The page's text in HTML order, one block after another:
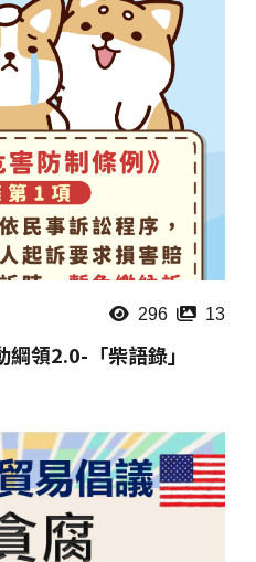
296 13
領2.0-「柴語錄」